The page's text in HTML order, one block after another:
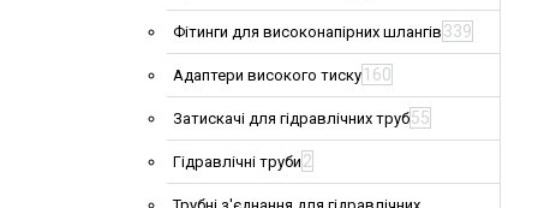
Фітинги для високонапірних шлангів 339
Адаптери високого тиску 160
Затискачі для гідравлічних труб55
Гідравлічні труби 2